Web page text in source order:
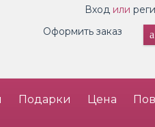
Вход или
Оформить заказ
Подарки Цена